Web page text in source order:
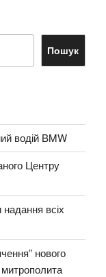
Пошук
водій BMW
Центру
всіх
нового